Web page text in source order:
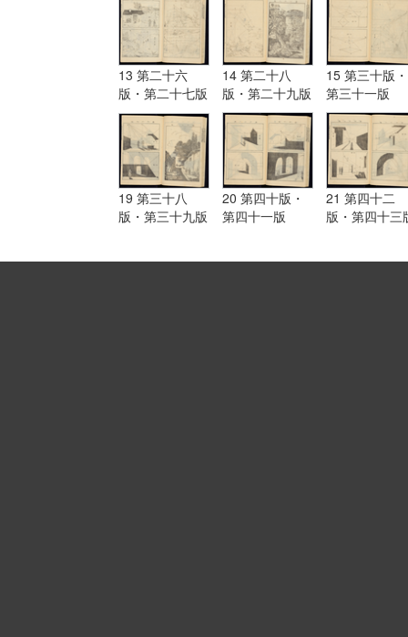
13 第二十六
版・第二十七版
14 第二十八
版・第二十九版
15 第三十版・
第三十一版
19 第三十八
版・第三十九版
20 第四十版・
第四十一版
21 第四十二
版・第四十三